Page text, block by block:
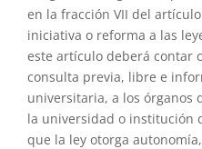
en la fracción VII del
iniciativa o reforma a las
este artículo deberá contar
consulta previa, libre e
universitaria, a los órganos
la universidad o institución
que la ley otorga